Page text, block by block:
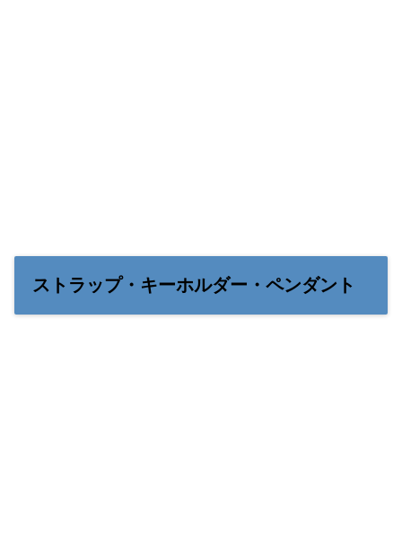
ストラップ・キーホルダー・ペンダント